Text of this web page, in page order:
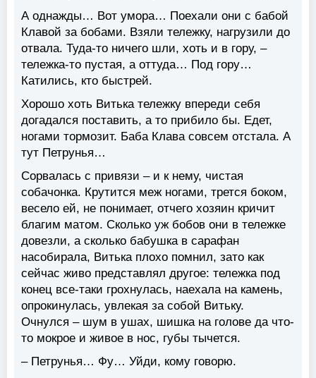
А однажды… Вот умора… Поехали они с бабой
Клавой за бобами. Взяли тележку, нагрузили до
отвала. Туда-то ничего шли, хоть и в гору, –
тележка-то пустая, а оттуда… Под гору…
Катились, кто быстрей.
Хорошо хоть Витька тележку впереди себя
догадался поставить, а то прибило бы. Едет,
ногами тормозит. Баба Клава совсем отстала. А
тут Петрунья…
Сорвалась с привязи – и к нему, чистая
собачонка. Крутится меж ногами, трется боком,
весело ей, не понимает, отчего хозяин кричит
благим матом. Сколько уж бобов они в тележке
довезли, а сколько бабушка в сарафан
насобирала, Витька плохо помнил, зато как
сейчас живо представлял другое: тележка под
конец все-таки грохнулась, наехала на камень,
опрокинулась, увлекая за собой Витьку.
Очнулся – шум в ушах, шишка на голове да что-
то мокрое и живое в нос, губы тычется.
– Петрунья… Фу… Уйди, кому говорю.